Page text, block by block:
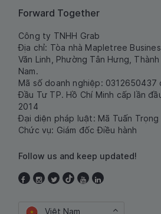
Forward Together
Công ty TNHH Grab
Địa chỉ: Tòa nhà Mapletree
Văn Linh, Phường Tân Hưng,
Nam.
Mã số doanh nghiệp: 0312650437
Đầu Tư TP. Hồ Chí Minh cấp lần
2014
Đại diện pháp luật: Mã Tuấn Trọng
Chức vụ: Giám đốc Điều hành
Follow us and keep updated!
Việt Nam